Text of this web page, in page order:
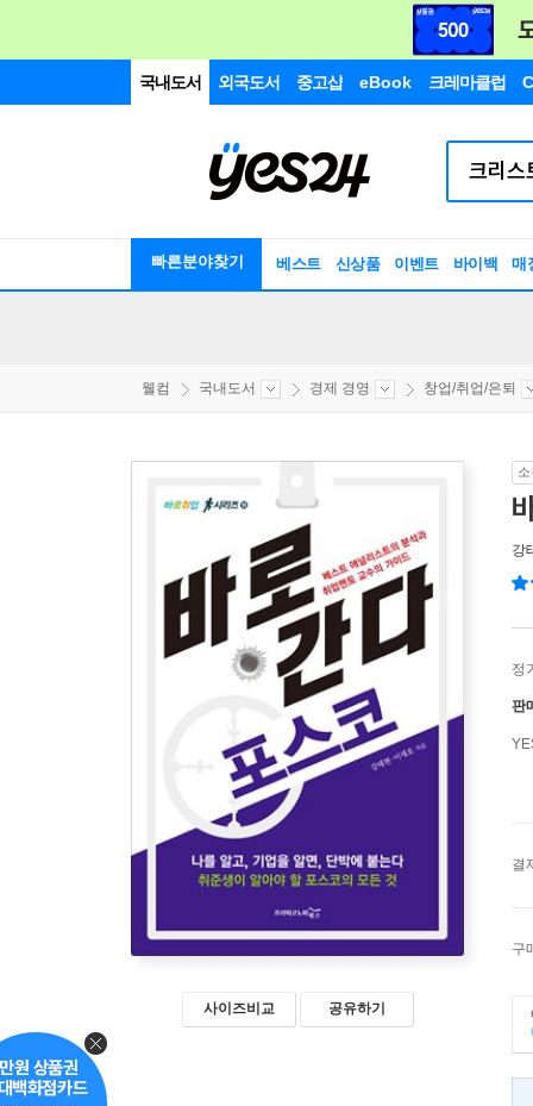
국내도서 외국도서 중고샵 eBook 크레마클럽
빠른분야찾기 베스트 신상품 이벤트 바이백 매
웰컴 국내도서 경제 경영 창업/취업/은퇴
사이즈비교 공유하기
강
정
판
결
구